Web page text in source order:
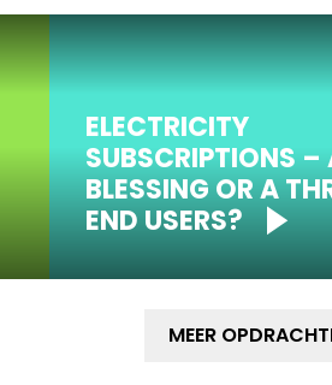
ELECTRICITY
SUBSCRIPTIONS –
BLESSING OR A
END USERS?
MEER